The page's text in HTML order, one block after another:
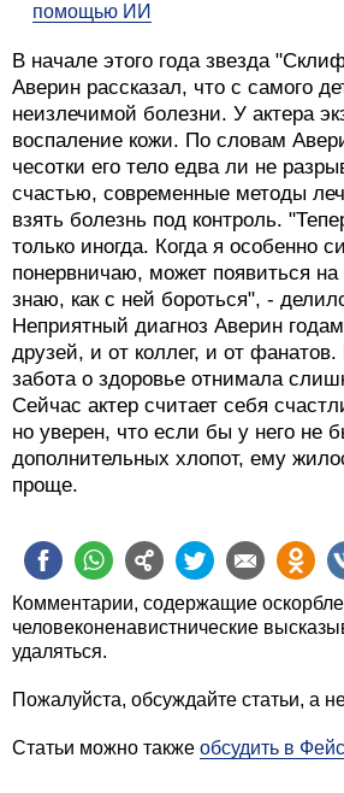
помощью ИИ
В начале этого года звезда
Аверин рассказал, что с самого
неизлечимой болезни. У актера
воспаление кожи. По словам
чесотки его тело едва ли не
счастью, современные методы
взять болезнь под контроль.
только иногда. Когда я особенно
понервничаю, может появиться
знаю, как с ней бороться", -
Неприятный диагноз Аверин
друзей, и от коллег, и от
забота о здоровье отнимала
Сейчас актер считает себя
но уверен, что если бы у него не
дополнительных хлопот, ему
проще.
Комментарии, содержащие
человеконенавистнические
удаляться.
Пожалуйста, обсуждайте статьи, а
Статьи можно также обсудить в